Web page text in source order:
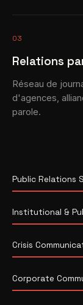
03
Relations
Réseau de
d'agences,
parole.
Public Relations
Institutional &
Crisis
Corporate